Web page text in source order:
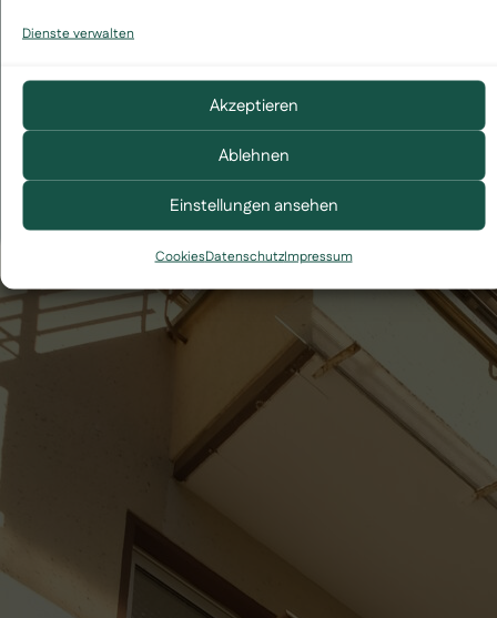
Dienste verwalten
Akzeptieren
Ablehnen
Einstellungen ansehen
CookiesDatenschutzImpressum
Geschäftsbericht
Interessentenbogen